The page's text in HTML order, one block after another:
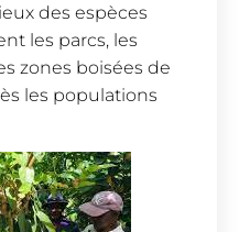
des espèces
les parcs, les
zones boisées de
les populations